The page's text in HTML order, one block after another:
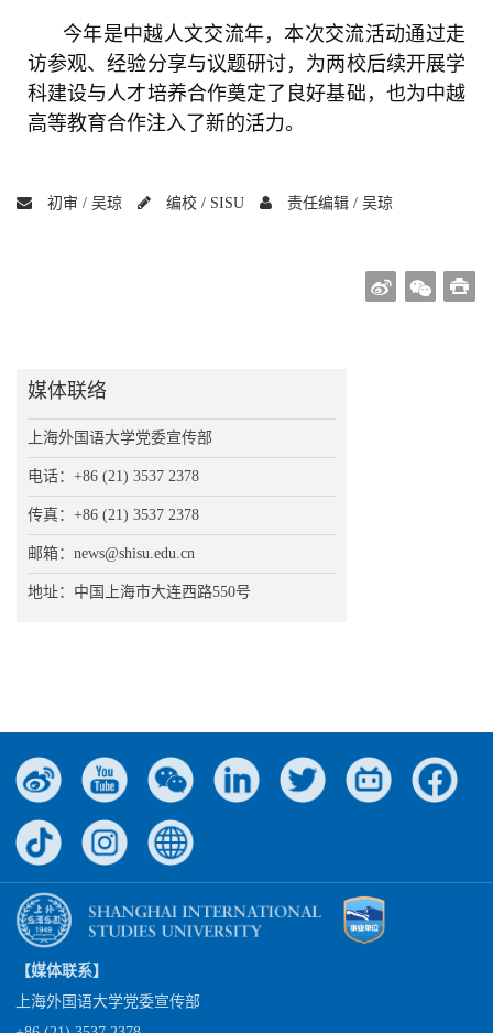
今年是中越人文交流年，本次交流活动通过走
访参观、经验分享与议题研讨，为两校后续开展学
科建设与人才培养合作奠定了良好基础，也为中越
高等教育合作注入了新的活力。
初审 / 吴琼 编校 / SISU 责任编辑 / 吴琼
媒体联络
上海外国语大学党委宣传部
电话：+86 (21) 3537 2378
传真：+86 (21) 3537 2378
邮箱：news@shisu.edu.cn
地址：中国上海市大连西路550号
【媒体联系】
上海外国语大学党委宣传部